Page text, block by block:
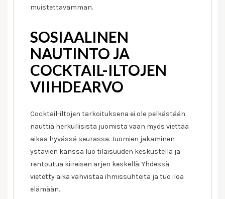
muistettavamman.
SOSIAALINEN
NAUTINTO JA
COCKTAIL-ILTOJEN
VIIHDEARVO
Cocktail-iltojen tarkoituksena ei ole pelkästään
nauttia herkullisista juomista vaan myös viettää
aikaa hyvässä seurassa. Juomien jakaminen
ystävien kanssa luo tilaisuuden keskustella ja
rentoutua kiireisen arjen keskellä. Yhdessä
vietetty aika vahvistaa ihmissuhteita ja tuo iloa
elämään.